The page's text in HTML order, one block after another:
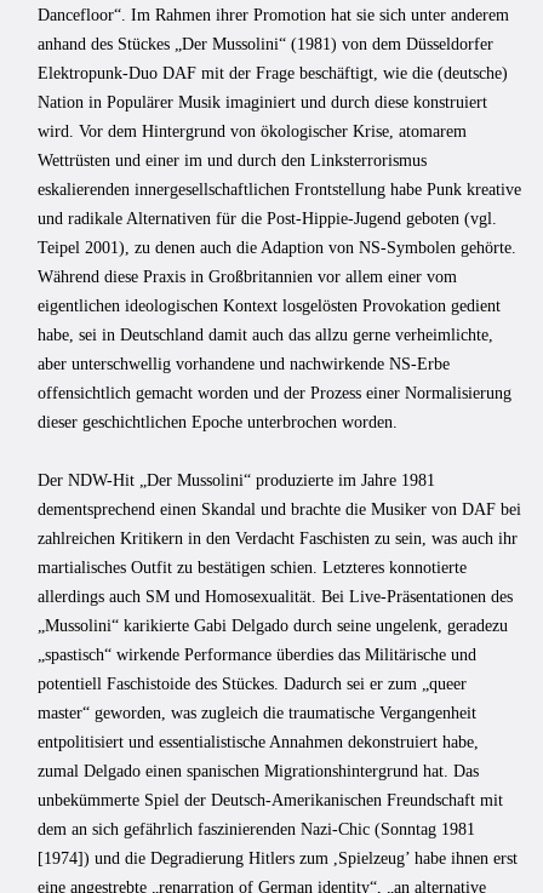
Dancefloor“. Im Rahmen ihrer Promotion hat sie sich unter anderem
anhand des Stückes „Der Mussolini“ (1981) von dem Düsseldorfer
Elektropunk-Duo DAF mit der Frage beschäftigt, wie die (deutsche)
Nation in Populärer Musik imaginiert und durch diese konstruiert
wird. Vor dem Hintergrund von ökologischer Krise, atomarem
Wettrüsten und einer im und durch den Linksterrorismus
eskalierenden innergesellschaftlichen Frontstellung habe Punk kreative
und radikale Alternativen für die Post-Hippie-Jugend geboten (vgl.
Teipel 2001), zu denen auch die Adaption von NS-Symbolen gehörte.
Während diese Praxis in Großbritannien vor allem einer vom
eigentlichen ideologischen Kontext losgelösten Provokation gedient
habe, sei in Deutschland damit auch das allzu gerne verheimlichte,
aber unterschwellig vorhandene und nachwirkende NS-Erbe
offensichtlich gemacht worden und der Prozess einer Normalisierung
dieser geschichtlichen Epoche unterbrochen worden.
Der NDW-Hit „Der Mussolini“ produzierte im Jahre 1981
dementsprechend einen Skandal und brachte die Musiker von DAF bei
zahlreichen Kritikern in den Verdacht Faschisten zu sein, was auch ihr
martialisches Outfit zu bestätigen schien. Letzteres konnotierte
allerdings auch SM und Homosexualität. Bei Live-Präsentationen des
„Mussolini“ karikierte Gabi Delgado durch seine ungelenk, geradezu
„spastisch“ wirkende Performance überdies das Militärische und
potentiell Faschistoide des Stückes. Dadurch sei er zum „queer
master“ geworden, was zugleich die traumatische Vergangenheit
entpolitisiert und essentialistische Annahmen dekonstruiert habe,
zumal Delgado einen spanischen Migrationshintergrund hat. Das
unbekümmerte Spiel der Deutsch-Amerikanischen Freundschaft mit
dem an sich gefährlich faszinierenden Nazi-Chic (Sonntag 1981
[1974]) und die Degradierung Hitlers zum ,Spielzeug’ habe ihnen erst
eine angestrebte „renarration of German identity“, „an alternative